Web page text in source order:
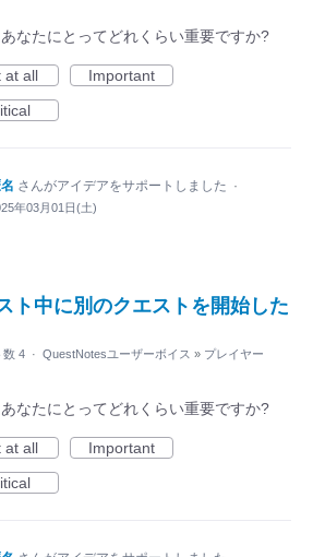
なたにとってどれくらい重要ですか?
at all
Important
さんがアイデアをサポートしました ·
年03月01日(土)
ト中に別のクエストを開始した
数 4 · QuestNotesユーザーボイス » プレイヤー
なたにとってどれくらい重要ですか?
at all
Important